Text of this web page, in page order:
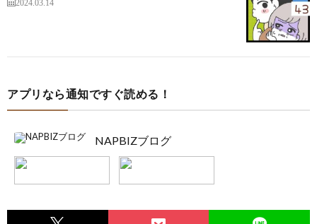
2024.03.14
アプリなら通知ですぐ読める！
NAPBIZブログ